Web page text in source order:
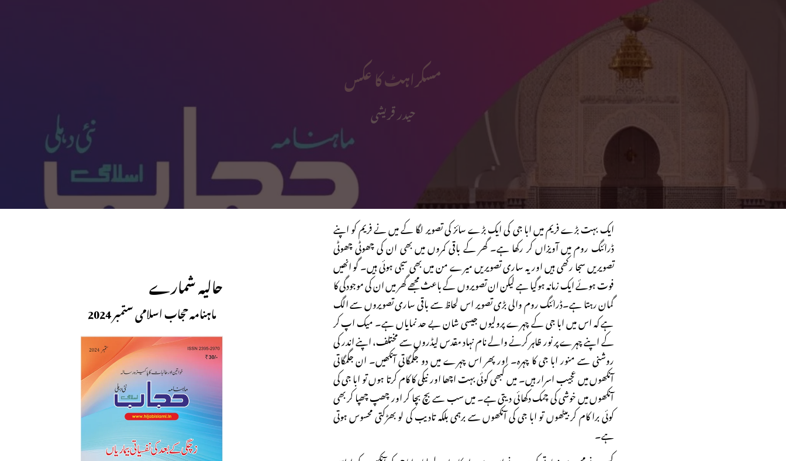
مسکراہٹ کا عکس
حیدر قریشی
ایک بہت بڑے فریم میں ابا جی کی ایک بڑے سائز کی تصویر لگا کے میں نے فریم کو اپنے
ڈرائنگ روم میں آویزاں کر رکھا ہے۔ گھر کے باقی کمروں میں بھی ان کی چھوٹی چھوٹی
تصویریں سجا رکھی ہیں اور یہ ساری تصویریں میرے من میں بھی سجی ہوئی ہیں۔ گو انھیں
فوت ہوئے ایک زمانہ ہوگیا ہے لیکن ان تصویروں کے باعث مجھے گھر میں ان کی موجودگی کا
گمان رہتا ہے۔ڈرائنگ روم والی بڑی تصویر اس لحاظ سے باقی ساری تصویروں سے الگ
ہے کہ اس میں ابا جی کے چہرے پرولیوں جیسی شان بے حد نمایاں ہے۔ میک اپ کر
کے اپنے چہرے پر نور ظاہر کرنے والے نام نہاد مقدس لیڈروں سے مختلف، اپنے اندر کی
روشنی سے منور ابا جی کا چہرہ۔ اور پھر اس چہرے میں دو جگمگاتی آنکھیں۔ ان جگمگاتی
آنکھوں میں عجیب اسرار ہیں۔ میں کبھی کوئی بہت اچھا اور نیکی کا کام کرتا ہوں تو ابا جی کی
آنکھوں میں خوشی کی چمک دکھائی دیتی ہے۔ میں سب سے بچ بچا کر اور چھپ چھپا کر بھی
کوئی برا کام کر بیٹھوں تو ابا جی کی آنکھوں سے برہمی بلکہ تادیب کی لو بھڑکتی محسوس ہوتی
ہے۔
حالیہ شمارے
ماہنامہ حجاب اسلامی ستمبر 2024